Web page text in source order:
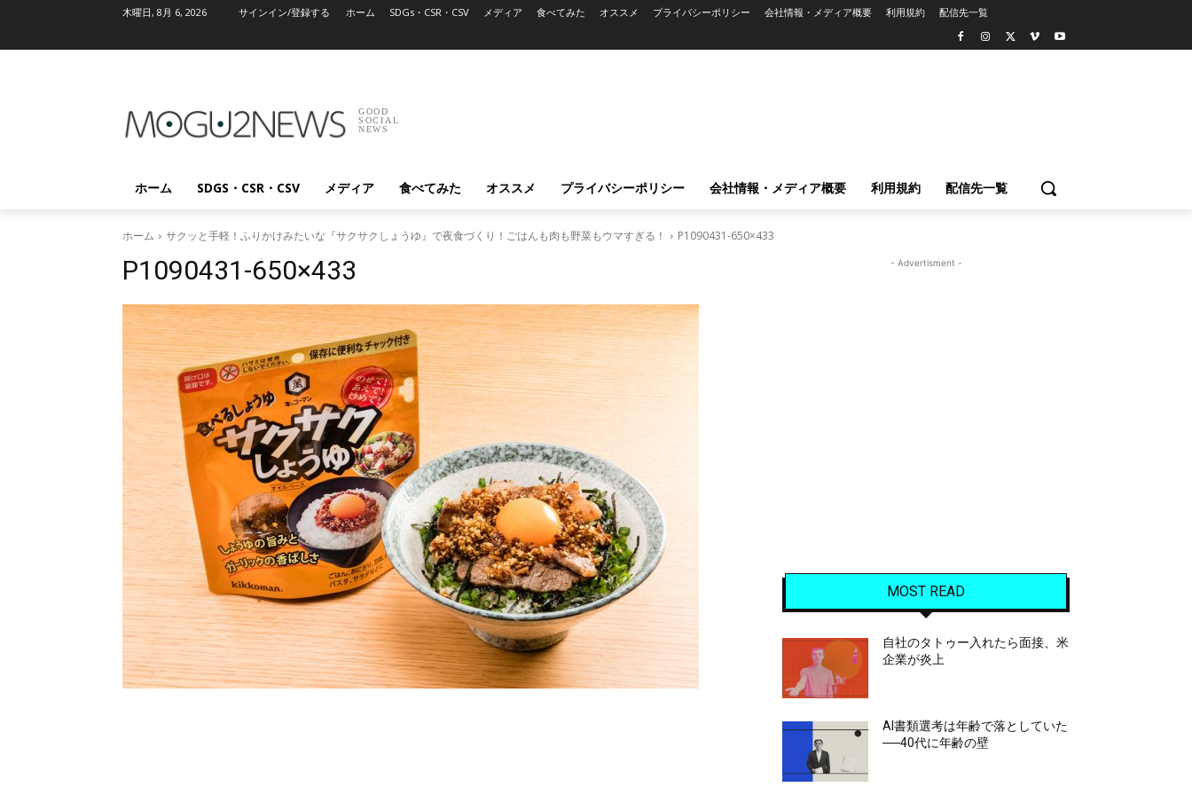
木曜日, 8月 6, 2026 サインイン/登録する ホーム SDGs・CSR・CSV メディア 食べてみた オススメ プライバシーポリシー 会社情報・メディア概要 利用規約 配信先一覧
GOOD
SOCIAL
NEWS
ホーム SDGS・CSR・CSV メディア 食べてみた オススメ プライバシーポリシー 会社情報・メディア概要 利用規約 配信先一覧
ホーム サクッと手軽！ふりかけみたいな『サクサクしょうゆ』で夜食づくり！ごはんも肉も野菜もウマすぎる！ P1090431-650×433
P1090431-650×433 - Advertisment -
MOST READ
自社のタトゥー入れたら面接、米
企業が炎上
AI書類選考は年齢で落としていた
──40代に年齢の壁